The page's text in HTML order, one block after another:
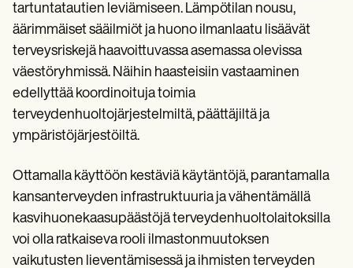
tartuntatautien leviämiseen. Lämpötilan nousu,
äärimmäiset sääilmiöt ja huono ilmanlaatu lisäävät
terveysriskejä haavoittuvassa asemassa olevissa
väestöryhmissä. Näihin haasteisiin vastaaminen
edellyttää koordinoituja toimia
terveydenhuoltojärjestelmiltä, päättäjiltä ja
ympäristöjärjestöiltä.
Ottamalla käyttöön kestäviä käytäntöjä, parantamalla
kansanterveyden infrastruktuuria ja vähentämällä
kasvihuonekaasupäästöjä terveydenhuoltolaitoksilla
voi olla ratkaiseva rooli ilmastonmuutoksen
vaikutusten lieventämisessä ja ihmisten terveyden